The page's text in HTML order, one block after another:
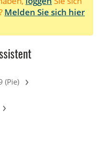
Melden Sie sich hier
(Pie) ›
›